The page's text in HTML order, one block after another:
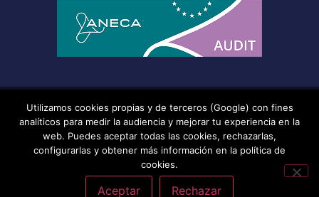
© Centro Universitario San Isidoro (Sevilla), adscrito a la
Universidad Pablo de Olavide de Sevilla.– Aviso legal, política de
privacidad, uso de cookies, medidas de seguridad, código de
– Sistema interno de información –
Última
actualización: 20/07/2026
Utilizamos cookies propias y de terceros (Google) con fines
analíticos para medir la audiencia y mejorar tu experiencia en la
web. Puedes aceptar todas las cookies, rechazarlas,
configurarlas y obtener más información en la política de
cookies.
Aceptar Rechazar